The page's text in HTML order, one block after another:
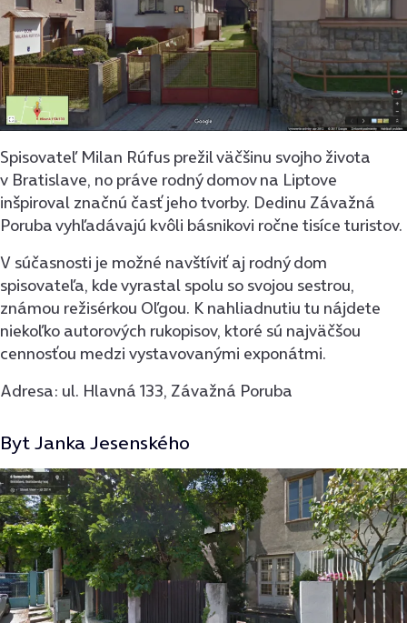
Spisovateľ Milan Rúfus prežil väčšinu svojho života
v Bratislave, no práve rodný domov na Liptove
inšpiroval značnú časť jeho tvorby. Dedinu Závažná
Poruba vyhľadávajú kvôli básnikovi ročne tisíce turistov.
V súčasnosti je možné navštíviť aj rodný dom
spisovateľa, kde vyrastal spolu so svojou sestrou,
známou režisérkou Oľgou. K nahliadnutiu tu nájdete
niekoľko autorových rukopisov, ktoré sú najväčšou
cennosťou medzi vystavovanými exponátmi.
Adresa: ul. Hlavná 133, Závažná Poruba
Byt Janka Jesenského